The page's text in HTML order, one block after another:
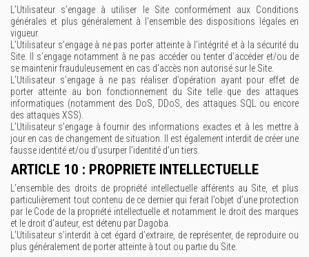
L’Utilisateur s’engage à utiliser le Site conformément aux Conditions
générales et plus généralement à l’ensemble des dispositions légales en
vigueur.
L’Utilisateur s’engage à ne pas porter atteinte à l’intégrité et à la sécurité du
Site. Il s’engage notamment à ne pas accéder ou tenter d’accéder et/ou de
se maintenir frauduleusement en cas d’accès non autorisé sur le Site.
L’Utilisateur s’engage à ne pas réaliser d’opération ayant pour effet de
porter atteinte au bon fonctionnement du Site telle que des attaques
informatiques (notamment des DoS, DDoS, des attaques SQL ou encore
des attaques XSS).
L’Utilisateur s’engage à fournir des informations exactes et à les mettre à
jour en cas de changement de situation. Il est également interdit de créer une
fausse identité et/ou d’usurper l’identité d’un tiers.
ARTICLE 10 : PROPRIETE INTELLECTUELLE
L’ensemble des droits de propriété intellectuelle afférents au Site, et plus
particulièrement tout contenu de ce dernier qui ferait l’objet d’une protection
par le Code de la propriété intellectuelle et notamment le droit des marques
et le droit d’auteur, est détenu par Dagoba.
L’Utilisateur s’interdit à cet égard d’extraire, de représenter, de reproduire ou
plus généralement de porter atteinte à tout ou partie du Site.